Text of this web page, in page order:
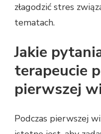
złagodzić stres
tematach.
Jakie
terapeucie
pierwszej
Podczas pierwszej